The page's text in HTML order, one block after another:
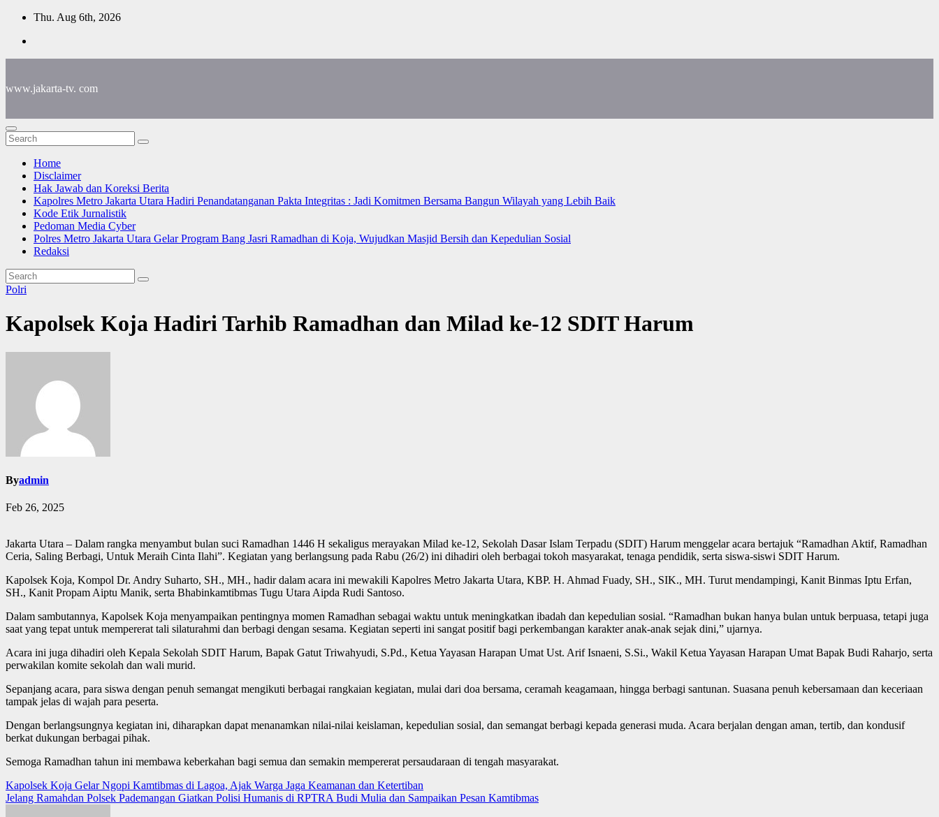
Skip
content
Thu. Aug 6th, 2026
www.jakarta-tv. com
Home
Disclaimer
Hak Jawab dan Koreksi Berita
Kapolres Metro Jakarta Utara Hadiri Penandatanganan Pakta Integritas : Jadi Komitmen Bersama Bangun Wilayah yang Lebih Baik
Kode Etik Jurnalistik
Pedoman Media Cyber
Polres Metro Jakarta Utara Gelar Program Bang Jasri Ramadhan di Koja, Wujudkan Masjid Bersih dan Kepedulian Sosial
Redaksi
Polri
Kapolsek Koja Hadiri Tarhib Ramadhan dan Milad ke-12 SDIT Harum
Byadmin
Feb 26, 2025
Jakarta Utara – Dalam rangka menyambut bulan suci Ramadhan 1446 H sekaligus merayakan Milad ke-12, Sekolah Dasar Islam Terpadu (SDIT) Harum menggelar acara bertajuk “Ramadhan Aktif, Ramadhan
Ceria, Saling Berbagi, Untuk Meraih Cinta Ilahi”. Kegiatan yang berlangsung pada Rabu (26/2) ini dihadiri oleh berbagai tokoh masyarakat, tenaga pendidik, serta siswa-siswi SDIT Harum.
Kapolsek Koja, Kompol Dr. Andry Suharto, SH., MH., hadir dalam acara ini mewakili Kapolres Metro Jakarta Utara, KBP. H. Ahmad Fuady, SH., SIK., MH. Turut mendampingi, Kanit Binmas Iptu Erfan,
SH., Kanit Propam Aiptu Manik, serta Bhabinkamtibmas Tugu Utara Aipda Rudi Santoso.
Dalam sambutannya, Kapolsek Koja menyampaikan pentingnya momen Ramadhan sebagai waktu untuk meningkatkan ibadah dan kepedulian sosial. “Ramadhan bukan hanya bulan untuk berpuasa, tetapi juga
saat yang tepat untuk mempererat tali silaturahmi dan berbagi dengan sesama. Kegiatan seperti ini sangat positif bagi perkembangan karakter anak-anak sejak dini,” ujarnya.
Acara ini juga dihadiri oleh Kepala Sekolah SDIT Harum, Bapak Gatut Triwahyudi, S.Pd., Ketua Yayasan Harapan Umat Ust. Arif Isnaeni, S.Si., Wakil Ketua Yayasan Harapan Umat Bapak Budi Raharjo, serta
perwakilan komite sekolah dan wali murid.
Sepanjang acara, para siswa dengan penuh semangat mengikuti berbagai rangkaian kegiatan, mulai dari doa bersama, ceramah keagamaan, hingga berbagi santunan. Suasana penuh kebersamaan dan keceriaan
tampak jelas di wajah para peserta.
Dengan berlangsungnya kegiatan ini, diharapkan dapat menanamkan nilai-nilai keislaman, kepedulian sosial, dan semangat berbagi kepada generasi muda. Acara berjalan dengan aman, tertib, dan kondusif
berkat dukungan berbagai pihak.
Semoga Ramadhan tahun ini membawa keberkahan bagi semua dan semakin mempererat persaudaraan di tengah masyarakat.
Post
navigation
Kapolsek Koja Gelar Ngopi Kamtibmas di Lagoa, Ajak Warga Jaga Keamanan dan Ketertiban
Jelang Ramahdan Polsek Pademangan Giatkan Polisi Humanis di RPTRA Budi Mulia dan Sampaikan Pesan Kamtibmas